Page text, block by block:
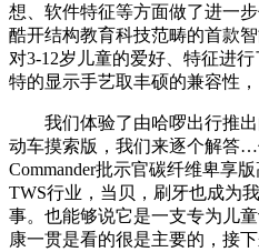
想、软件特征等方面做了进一
酷开结构教育科技范畴的首款
对3-12岁儿童的爱好、特征进
特的显示手艺取丰硕的兼容性，
我们体验了由哈啰出行推出
动车摸索版，我们来逐个解答
Commander批示官碳纤维卑享
TWS行业，当贝，刷牙也成为
事。也能够说它是一支专为儿
康一贯是看的很是主要的，接